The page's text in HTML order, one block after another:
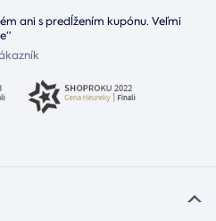
ani s predĺžením kupónu. Veľmi